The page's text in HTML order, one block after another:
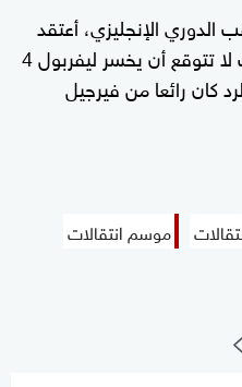
الدوري الإنجليزي، أعتقد
أنني قلت أن هذا كان عادلا. أنت لا تتوقع أن يخسر ليفربول 4
كان رائعا من فيرجيل
موسم انتقالات